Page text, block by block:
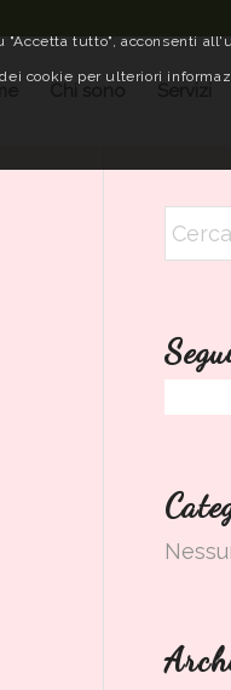
Chi sono
tutto", acconsenti
cookie per ulteriori